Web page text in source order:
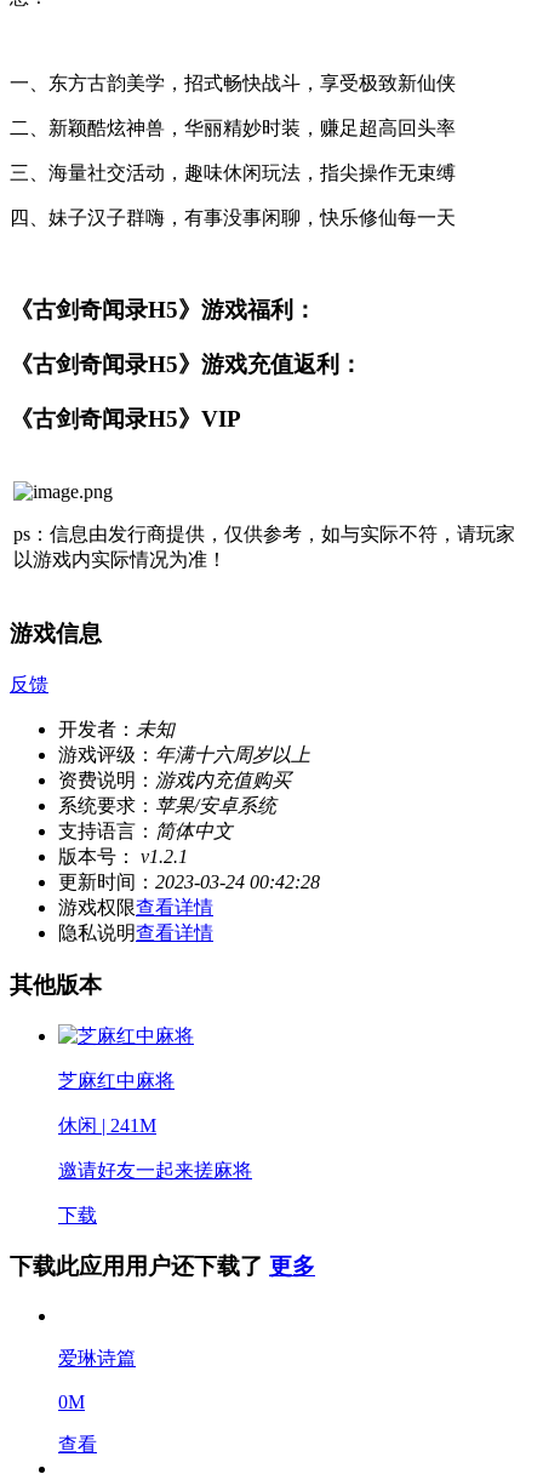
一、东方古韵美学，招式畅快战斗，享受极致新仙侠
二、新颖酷炫神兽，华丽精妙时装，赚足超高回头率
三、海量社交活动，趣味休闲玩法，指尖操作无束缚
四、妹子汉子群嗨，有事没事闲聊，快乐修仙每一天
《古剑奇闻录H5》游戏福利：
《古剑奇闻录H5》游戏充值返利：
《古剑奇闻录H5》VIP
ps：信息由发行商提供，仅供参考，如与实际不符，请玩家
以游戏内实际情况为准！
游戏信息
反馈
开发者： 未知
游戏评级： 年满十六周岁以上
资费说明： 游戏内充值购买
系统要求： 苹果/安卓系统
支持语言： 简体中文
版本号：
v1.2.1
更新时间： 2023-03-24 00:42:28
游戏权限查看详情
隐私说明查看详情
其他版本
芝麻红中麻将
休闲 | 241M
邀请好友一起来搓麻将
下载
下载此应用用户还下载了 更多
爱琳诗篇
0M
查看